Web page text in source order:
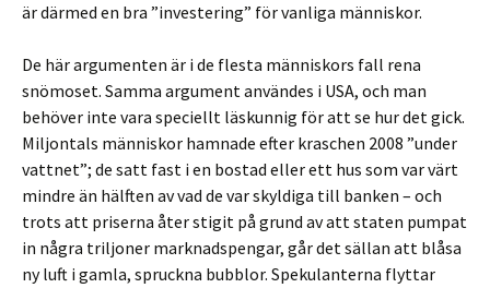
är därmed en bra ”investering” för vanliga människor.
De här argumenten är i de flesta människors fall rena
snömoset. Samma argument användes i USA, och man
behöver inte vara speciellt läskunnig för att se hur det gick.
Miljontals människor hamnade efter kraschen 2008 ”under
vattnet”; de satt fast i en bostad eller ett hus som var värt
mindre än hälften av vad de var skyldiga till banken – och
trots att priserna åter stigit på grund av att staten pumpat
in några triljoner marknadspengar, går det sällan att blåsa
ny luft i gamla, spruckna bubblor. Spekulanterna flyttar